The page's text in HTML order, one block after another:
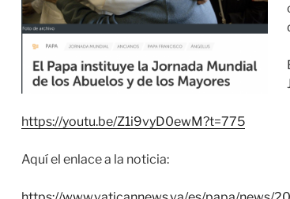
https://youtu.be/Z1i9vyD0ewM?t=775
Aquí el enlace a la noticia: